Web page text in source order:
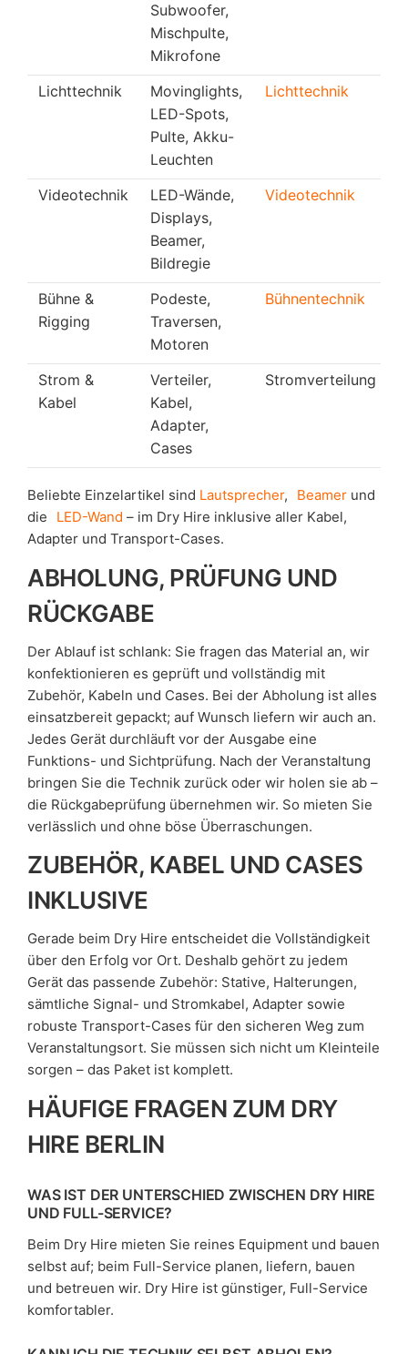
Subwoofer,
Mischpulte,
Mikrofone
Lichttechnik
Movinglights,
LED-Spots,
Pulte, Akku-
Leuchten
Lichttechnik
Videotechnik
LED-Wände,
Displays,
Beamer,
Bildregie
Videotechnik
Bühne &
Rigging
Podeste,
Traversen,
Motoren
Bühnentechnik
Strom &
Kabel
Verteiler,
Kabel,
Adapter,
Cases
Stromverteilung
Beliebte Einzelartikel sind Lautsprecher, Beamer und
die
LED-Wand – im Dry Hire inklusive aller Kabel,
Adapter und Transport-Cases.
ABHOLUNG, PRÜFUNG UND
RÜCKGABE
Der Ablauf ist schlank: Sie fragen das Material an, wir
konfektionieren es geprüft und vollständig mit
Zubehör, Kabeln und Cases. Bei der Abholung ist alles
einsatzbereit gepackt; auf Wunsch liefern wir auch an.
Jedes Gerät durchläuft vor der Ausgabe eine
Funktions- und Sichtprüfung. Nach der Veranstaltung
bringen Sie die Technik zurück oder wir holen sie ab –
die Rückgabeprüfung übernehmen wir. So mieten Sie
verlässlich und ohne böse Überraschungen.
ZUBEHÖR, KABEL UND CASES
INKLUSIVE
Gerade beim Dry Hire entscheidet die Vollständigkeit
über den Erfolg vor Ort. Deshalb gehört zu jedem
Gerät das passende Zubehör: Stative, Halterungen,
sämtliche Signal- und Stromkabel, Adapter sowie
robuste Transport-Cases für den sicheren Weg zum
Veranstaltungsort. Sie müssen sich nicht um Kleinteile
sorgen – das Paket ist komplett.
HÄUFIGE FRAGEN ZUM DRY
HIRE BERLIN
WAS IST DER UNTERSCHIED ZWISCHEN DRY HIRE
UND FULL-SERVICE?
Beim Dry Hire mieten Sie reines Equipment und bauen
selbst auf; beim Full-Service planen, liefern, bauen
und betreuen wir. Dry Hire ist günstiger, Full-Service
komfortabler.